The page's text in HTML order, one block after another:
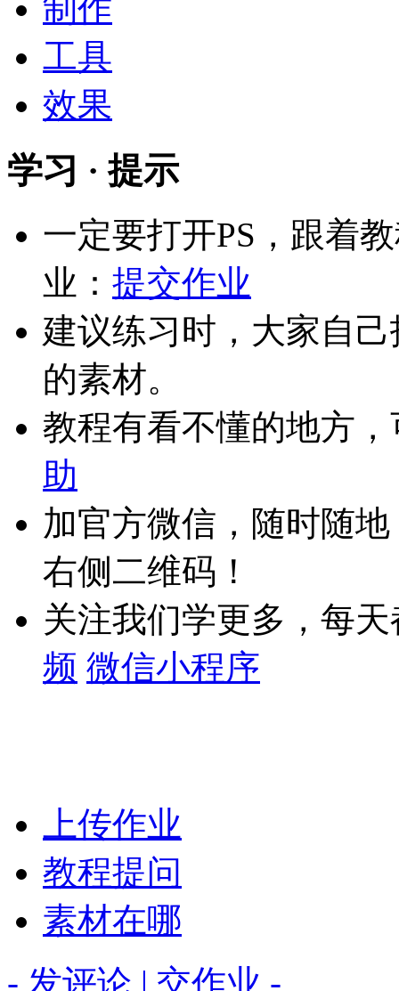
制作
工具
效果
学习 · 提示
一定要打开PS，跟着
业： 提交作业
建议练习时，大家自
的素材。
教程有看不懂的地方
助
加官方微信，随时随
右侧二维码！
关注我们学更多，每
频 微信小程序
上传作业
教程提问
素材在哪
- 发评论 | 交作业 -